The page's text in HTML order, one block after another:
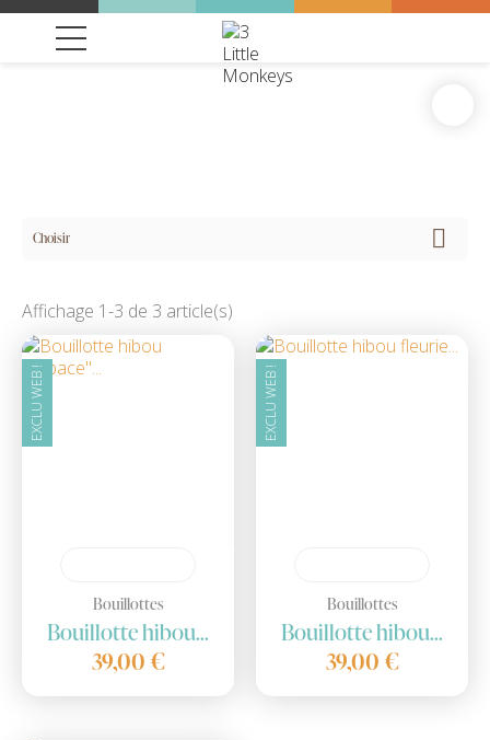
Choisir 
Affichage 1-3 de 3 article(s)
Bouillottes
Bouillotte hibou...
39,00 €
EXCLU WEB !
Bouillottes
Bouillotte hibou...
39,00 €
EXCLU WEB !